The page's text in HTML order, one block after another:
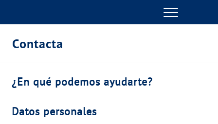
Menu
VER TODAS LAS GESTIONES
TU SERVICIO
VER TODAS LAS GESTIONES
Contacta
S
l
¿En qué podemos ayudarte?
D
Datos personales